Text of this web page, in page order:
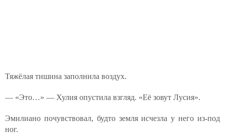
Тяжёлая тишина заполнила воздух.
— «Это…» — Хулия опустила взгляд. «Её зовут Лусия».
Эмилиано почувствовал, будто земля исчезла у него из-под
ног.